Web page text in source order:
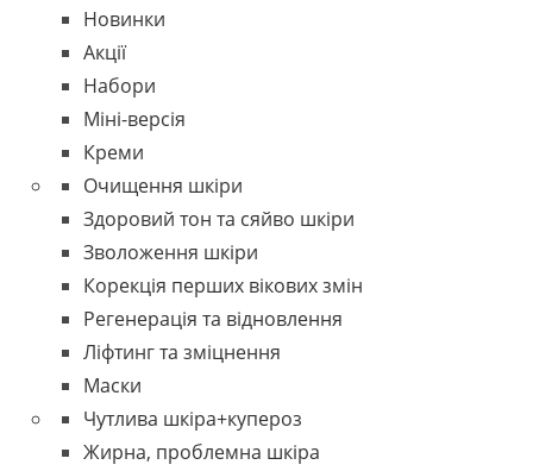
Новинки
Акції
Набори
Міні-версія
Креми
Очищення шкіри
Здоровий тон та сяйво шкіри
Зволоження шкіри
Корекція перших вікових змін
Регенерація та відновлення
Ліфтинг та зміцнення
Маски
Чутлива шкіра+купероз
Жирна, проблемна шкіра